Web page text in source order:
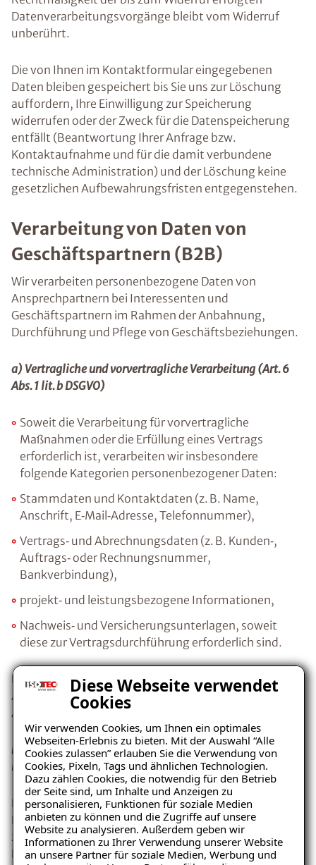
Diese Webseite verwendet
Cookies
Wir verwenden Cookies, um Ihnen ein optimales
Webseiten-Erlebnis zu bieten. Mit der Auswahl “Alle
Cookies zulassen” erlauben Sie die Verwendung von
Cookies, Pixeln, Tags und ähnlichen Technologien.
Dazu zählen Cookies, die notwendig für den Betrieb
der Seite sind, um Inhalte und Anzeigen zu
personalisieren, Funktionen für soziale Medien
anbieten zu können und die Zugriffe auf unsere
Website zu analysieren. Außerdem geben wir
Informationen zu Ihrer Verwendung unserer Website
an unsere Partner für soziale Medien, Werbung und
Datenverarbeitungsvorgänge bleibt vom Widerruf
unberührt.
Die von Ihnen im Kontaktformular eingegebenen
Daten bleiben gespeichert bis Sie uns zur Löschung
auffordern, Ihre Einwilligung zur Speicherung
widerrufen oder der Zweck für die Datenspeicherung
entfällt (Beantwortung Ihrer Anfrage bzw.
Kontaktaufnahme und für die damit verbundene
technische Administration) und der Löschung keine
gesetzlichen Aufbewahrungsfristen entgegenstehen.
Verarbeitung von Daten von
Geschäftspartnern (B2B)
Wir verarbeiten personenbezogene Daten von
Ansprechpartnern bei Interessenten und
Geschäftspartnern im Rahmen der Anbahnung,
Durchführung und Pflege von Geschäftsbeziehungen.
a) Vertragliche und vorvertragliche Verarbeitung (Art. 6
Abs. 1 lit. b DSGVO)
Soweit die Verarbeitung für vorvertragliche
Maßnahmen oder die Erfüllung eines Vertrags
erforderlich ist, verarbeiten wir insbesondere
folgende Kategorien personenbezogener Daten:
Stammdaten und Kontaktdaten (z. B. Name,
Anschrift, E‑Mail‑Adresse, Telefonnummer),
Vertrags‑ und Abrechnungsdaten (z. B. Kunden‑,
Auftrags‑ oder Rechnungsnummer,
Bankverbindung),
projekt‑ und leistungsbezogene Informationen,
Nachweis‑ und Versicherungsunterlagen, soweit
diese zur Vertragsdurchführung erforderlich sind.
Die Verarbeitung erfolgt z. B. zur Bearbeitung von
Anfragen, zur Vertragsdurchführung sowie zur
Abrechnung.
b) Pflege von Geschäftsbeziehungen (Art. 6 Abs. 1 lit. f
DSGVO)
Darüber hinaus verarbeiten wir personenbezogene
Daten zur Pflege bestehender Geschäftsbeziehungen,
zur internen Organisation sowie zur effizienten
Kommunikation, insbesondere: